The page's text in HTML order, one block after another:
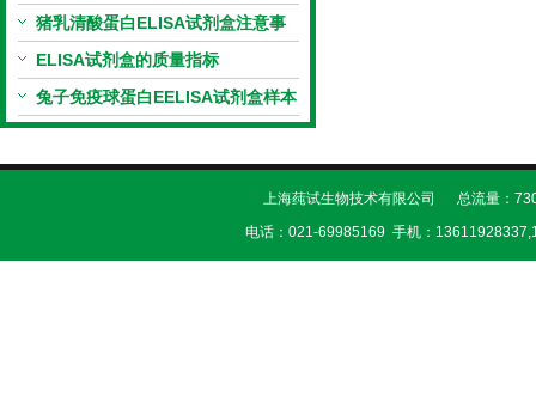
建议
猪乳清酸蛋白ELISA试剂盒​注意事
项
ELISA试剂盒的质量指标
兔子免疫球蛋白EELISA试剂盒​样本
处理及要求
上海莼试生物技术有限公司 总流量：
电话：021-69985169 手机：